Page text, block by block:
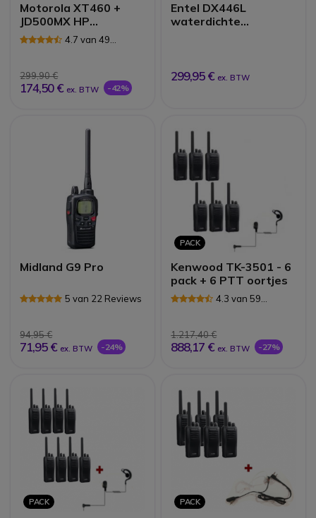
Motorola XT460 +
JD500MX HP
Microfoon4.7 van 49
299,90 €
174,50 € ex. BTW -42%
Entel DX446L
waterdichte
299,95 € ex. BTW
Midland G9 Pro
5 van 22 Reviews
94,95 €
71,95 € ex. BTW -24%
PACK
Kenwood TK-3501 - 6
pack + 6 PTT oortjes
4.3 van 59
1.217,40 €
888,17 € ex. BTW -27%
PACK PACK